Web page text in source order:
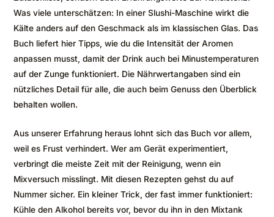
Was viele unterschätzen: In einer Slushi-Maschine wirkt die
Kälte anders auf den Geschmack als im klassischen Glas. Das
Buch liefert hier Tipps, wie du die Intensität der Aromen
anpassen musst, damit der Drink auch bei Minustemperaturen
auf der Zunge funktioniert. Die Nährwertangaben sind ein
nützliches Detail für alle, die auch beim Genuss den Überblick
behalten wollen.
Aus unserer Erfahrung heraus lohnt sich das Buch vor allem,
weil es Frust verhindert. Wer am Gerät experimentiert,
verbringt die meiste Zeit mit der Reinigung, wenn ein
Mixversuch misslingt. Mit diesen Rezepten gehst du auf
Nummer sicher. Ein kleiner Trick, der fast immer funktioniert:
Kühle den Alkohol bereits vor, bevor du ihn in den Mixtank